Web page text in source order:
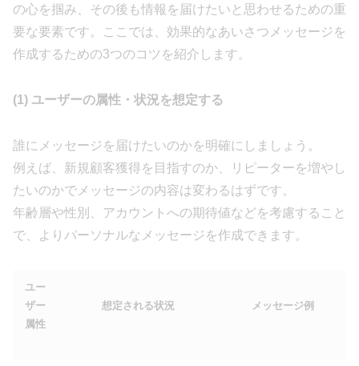
の心を掴み、その後も情報を届けたいと思わせるための重
要な要素です。ここでは、効果的なあいさつメッセージを
作成するための3つのコツを紹介します。
(1) ユーザーの属性・状況を想定する
誰にメッセージを届けたいのかを明確にしましょう。
例えば、新規顧客獲得を目指すのか、リピーターを増やし
たいのかでメッセージの内容は変わるはずです。
年齢層や性別、アカウントへの期待値などを考慮すること
で、よりパーソナルなメッセージを作成できます。
ユー
ザー
属性
想定される状況 メッセージ例